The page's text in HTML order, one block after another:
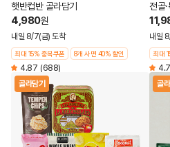
햇반컵반 골라담기
4,980원
내일 8/7(금) 도착
최대 15% 중복쿠폰 8개 사면 40% 할인
4.87 (688)
전골
내일
최대
골라담기
골